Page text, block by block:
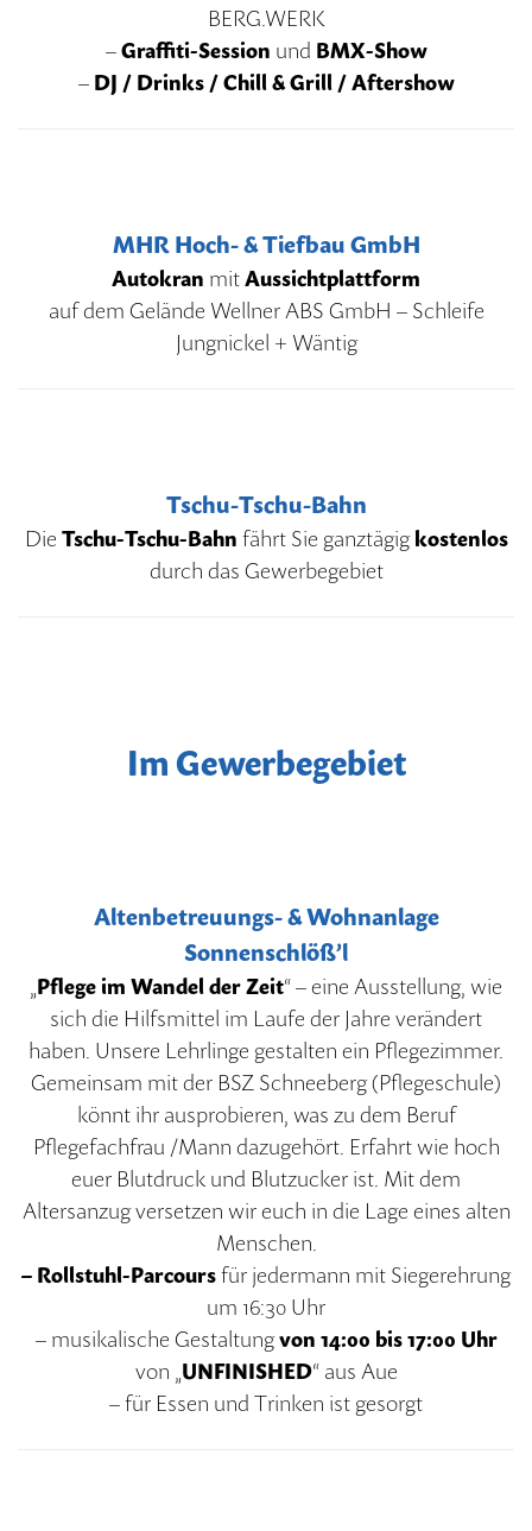
BERG.WERK
–Graffiti-Session und BMX-Show
– DJ / Drinks / Chill & Grill / Aftershow
MHR Hoch- & Tiefbau GmbH
Autokran mitAussichtplattform
auf dem Gelände Wellner ABS GmbH – Schleife
Jungnickel + Wäntig
Tschu-Tschu-Bahn
Die Tschu-Tschu-Bahn fährt Sie ganztägigkostenlos
durch das Gewerbegebiet
Im Gewerbegebiet
Altenbetreuungs- & Wohnanlage
Sonnenschlöß’l
Pflege im Wandel der Zeit“ – eine Ausstellung, wie
sich die Hilfsmittel im Laufe der Jahre verändert
haben. Unsere Lehrlinge gestalten ein Pflegezimmer.
Gemeinsam mit der BSZ Schneeberg (Pflegeschule)
könnt ihr ausprobieren, was zu dem Beruf
Pflegefachfrau /Mann dazugehört. Erfahrt wie hoch
euer Blutdruck und Blutzucker ist. Mit dem
Altersanzug versetzen wir euch in die Lage eines alten
Menschen.
– Rollstuhl-Parcoursfür jedermann mit Siegerehrung
um 16:30 Uhr
– musikalische Gestaltungvon 14:00 bis 17:00 Uhr
von „ UNFINISHED“ aus Aue
– für Essen und Trinken ist gesorgt